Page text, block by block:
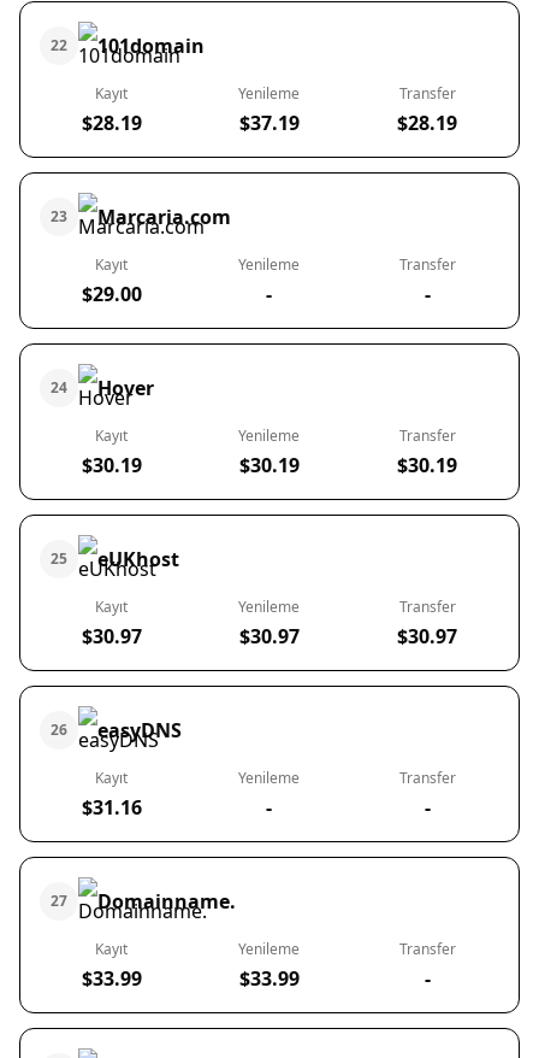
22 101domain
Kayıt
$28.19
Yenileme
$37.19
Transfer
$28.19
23 Marcaria.com
Kayıt
$29.00
Yenileme
-
Transfer
-
24 Hover
Kayıt
$30.19
Yenileme
$30.19
Transfer
$30.19
25 eUKhost
Kayıt
$30.97
Yenileme
$30.97
Transfer
$30.97
26 easyDNS
Kayıt
$31.16
Yenileme
-
Transfer
-
27 Domainname.
Kayıt
$33.99
Yenileme
$33.99
Transfer
-